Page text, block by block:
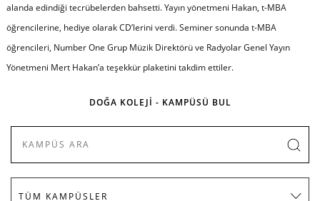
alanda edindiği tecrübelerden bahsetti. Yayın yönetmeni Hakan, t-MBA
öğrencilerine, hediye olarak CD’lerini verdi. Seminer sonunda t-MBA
öğrencileri, Number One Grup Müzik Direktörü ve Radyolar Genel Yayın
Yönetmeni Mert Hakan’a teşekkür plaketini takdim ettiler.
DOĞA KOLEJİ - KAMPÜSÜ BUL